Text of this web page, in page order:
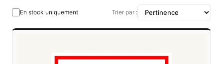
En stock uniquement Trier par :